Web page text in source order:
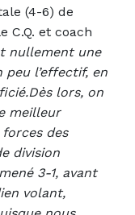
(4-6) de
C.Q. et coach
nullement une
l’effectif, en
Dès lors, on
meilleur
des
division
3-1, avant
volant,